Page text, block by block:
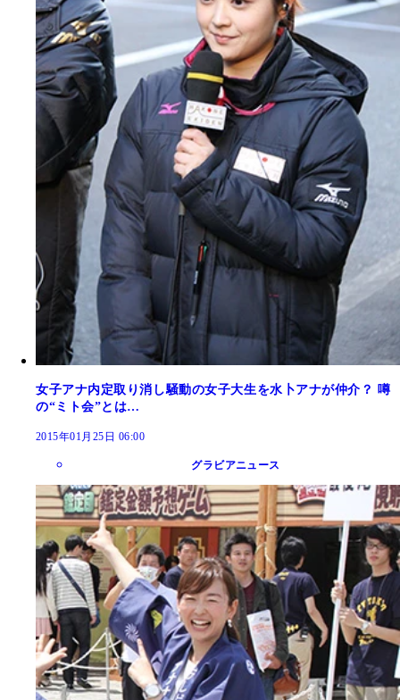
女子アナ内定取り消し騒動の女子大生を水卜アナが仲介？ 噂
の“ミト会”とは…
2015年01月25日 06:00
グラビアニュース